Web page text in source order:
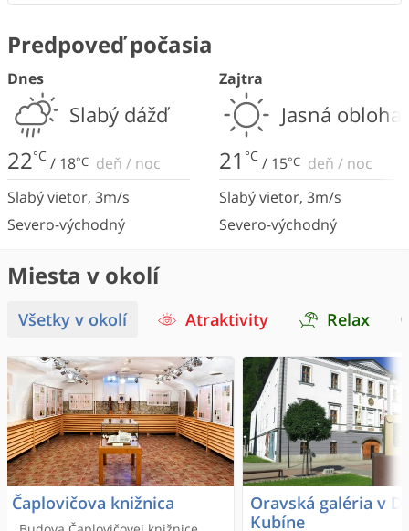
Predpoveď počasia
Dnes
Slabý dážď
22°C / 18°C deň / noc
Slabý vietor, 3m/s
Severo-východný
Zajtra
Jasná obloha
21 °C / 15°C deň / noc
Slabý vietor, 3m/s
Severo-východný
Miesta v okolí
Všetky v okolí Atraktivity Relax
Čaplovičova knižnica
Oravská galéria v
Kubíne